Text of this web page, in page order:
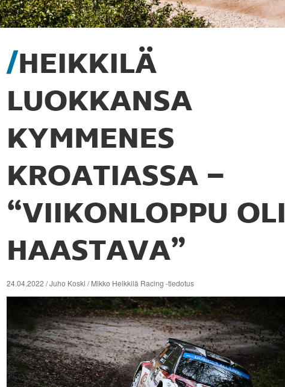
HEIKKILÄ
LUOKKANSA
KYMMENES
KROATIASSA –
“VIIKONLOPPU OLI
HAASTAVA”
24.04.2022 / Juho Koski / Mikko Heikkilä Racing -tiedotus